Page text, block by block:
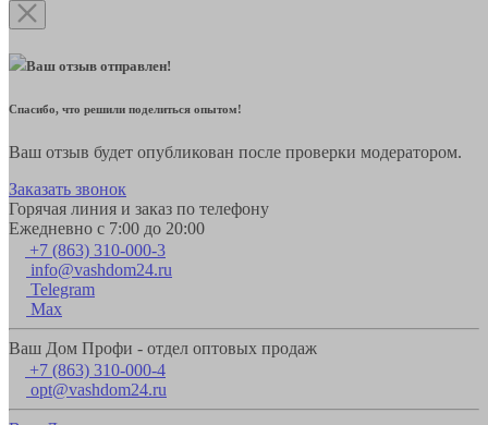
Ваш отзыв отправлен!
Спасибо, что решили поделиться опытом!
Ваш отзыв будет опубликован после проверки модератором.
Заказать звонок
Горячая линия и заказ по телефону
Ежедневно с 7:00 до 20:00
+7 (863) 310-000-3
info@vashdom24.ru
Telegram
Max
Ваш Дом Профи - отдел оптовых продаж
+7 (863) 310-000-4
opt@vashdom24.ru